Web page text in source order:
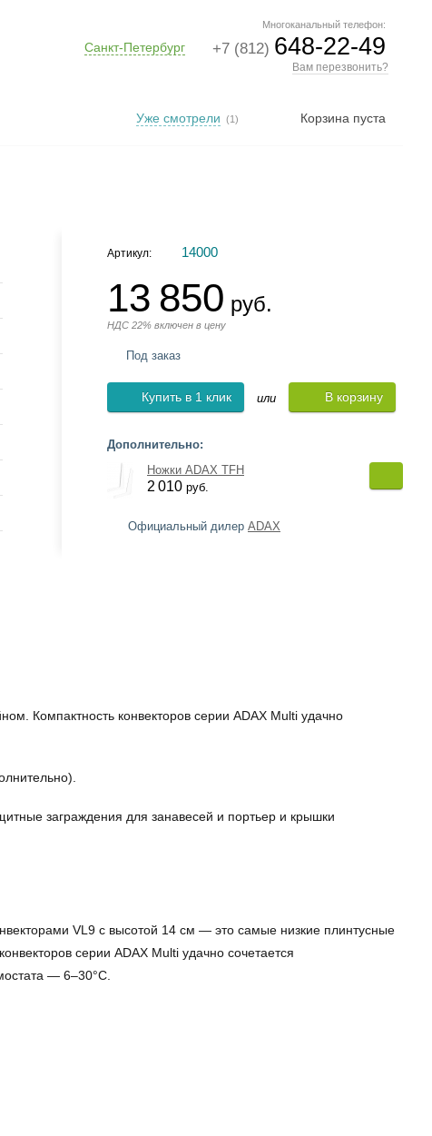
Многоканальный телефон:
+7 (812) 648-22-49
Вам перезвонить?
Санкт-Петербург
Корзина пуста
Уже смотрели (1)
Артикул: 14000
13 850 руб.
НДС 22% включен в цену
Под заказ
Купить в 1 клик или В корзину
Дополнительно:
Ножки ADAX TFH
2 010 руб.
Официальный дилер ADAX
Компактность конвекторов серии ADAX Multi удачно
заграждения для занавесей и портьер и крышки
VL9 с высотой 14 см — это самые низкие плинтусные
серии ADAX Multi удачно сочетается
— 6–30°C.